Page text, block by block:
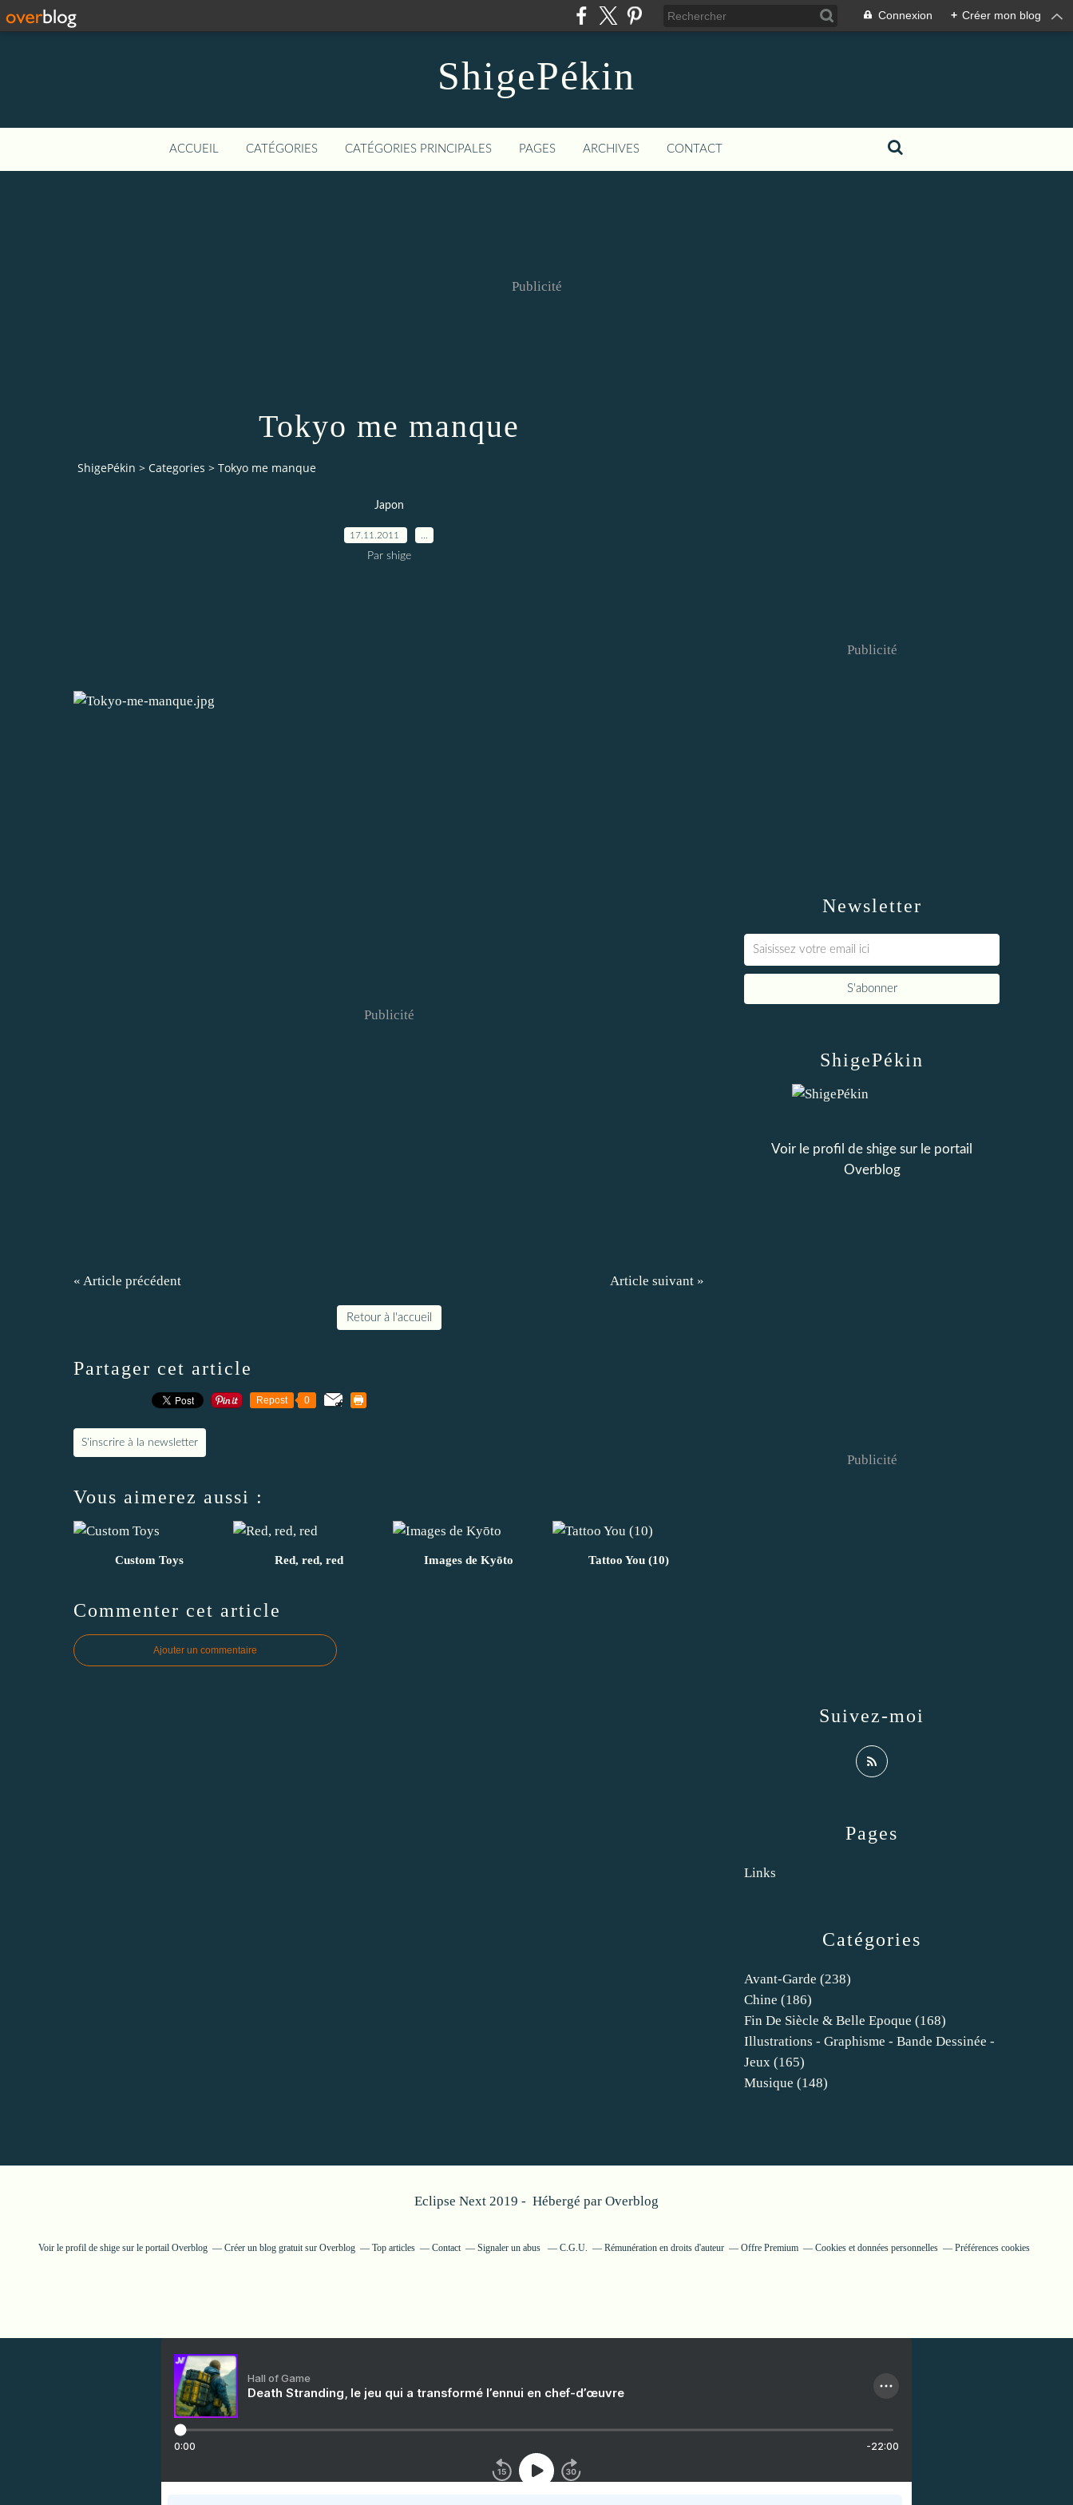
Connexion + Créer mon blog
ShigePékin
ACCUEIL CATÉGORIES CATÉGORIES PRINCIPALES PAGES ARCHIVES CONTACT
Publicité
Tokyo me manque
ShigePékin > Categories > Tokyo me manque
Japon
17.11.2011
Par shige
Publicité
« Article précédent Article suivant »
Retour à l'accueil
Partager cet article
Repost 0
S'inscrire à la newsletter
Vous aimerez aussi :
Custom Toys Red, red, red Images de Kyōto Tattoo You (10)
Commenter cet article
Ajouter un commentaire
Newsletter
Publicité
Catégories
Avant-Garde (238)
Chine (186)
Fin De Siècle & Belle Epoque (168)
Illustrations - Graphisme - Bande Dessinée -
Jeux (165)
Musique (148)
Pages
Links
ShigePékin
Voir le profil de shige sur le portail
Overblog
Suivez-moi
Publicité
Eclipse Next 2019 - Hébergé par Overblog
Voir le profil de shige sur le portail Overblog Créer un blog gratuit sur Overblog Top articles Contact Signaler un abus C.G.U. Rémunération en droits d'auteur Offre Premium Cookies et données personnelles Préférences cookies
Hall of Game
Death Stranding, le jeu qui a transformé l’ennui en chef-d’œuvre
0:00 -22:00